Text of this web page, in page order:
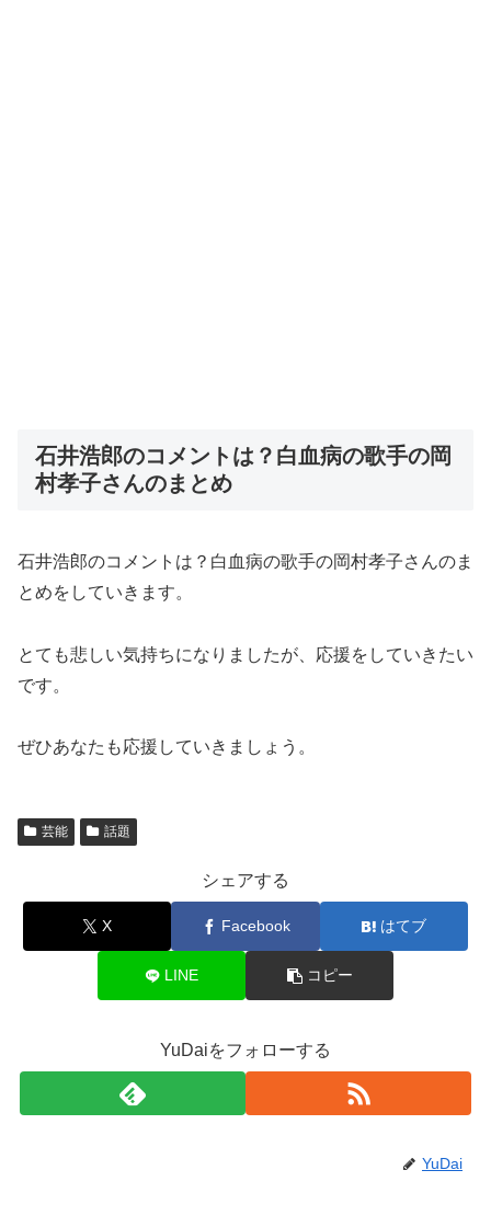
石井浩郎のコメントは？白血病の歌手の岡
村孝子さんのまとめ
石井浩郎のコメントは？白血病の歌手の岡村孝子さんのま
とめをしていきます。
とても悲しい気持ちになりましたが、応援をしていきたい
です。
ぜひあなたも応援していきましょう。
芸能 話題
シェアする
X Facebook はてブ
LINE コピー
YuDaiをフォローする
YuDai